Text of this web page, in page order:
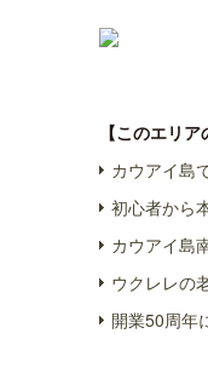
【このエリ
カウアイ島
初心者から
カウアイ島
ウクレレの
開業50周年